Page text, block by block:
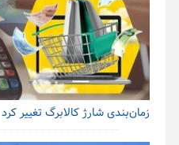
زمان‌بندی شارژ کالابرگ تغییر کرد